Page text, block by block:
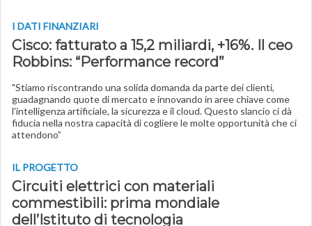
I DATI FINANZIARI
Cisco: fatturato a 15,2 miliardi, +16%. Il ceo
Robbins: “Performance record”
"Stiamo riscontrando una solida domanda da parte dei clienti,
guadagnando quote di mercato e innovando in aree chiave come
l'intelligenza artificiale, la sicurezza e il cloud. Questo slancio ci dà
fiducia nella nostra capacità di cogliere le molte opportunità che ci
attendono”
IL PROGETTO
Circuiti elettrici con materiali
commestibili: prima mondiale
dell’Istituto di tecnologia